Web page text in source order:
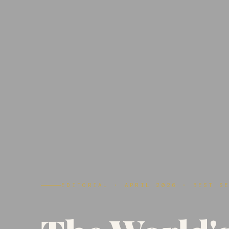
EDITORIAL · APRIL 2026 · BEST